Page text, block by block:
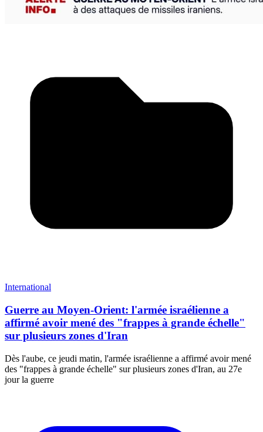
International
Guerre au Moyen-Orient: l'armée israélienne a
affirmé avoir mené des "frappes à grande échelle"
sur plusieurs zones d'Iran
Dès l'aube, ce jeudi matin, l'armée israélienne a affirmé avoir mené
des "frappes à grande échelle" sur plusieurs zones d'Iran, au 27e
jour la guerre